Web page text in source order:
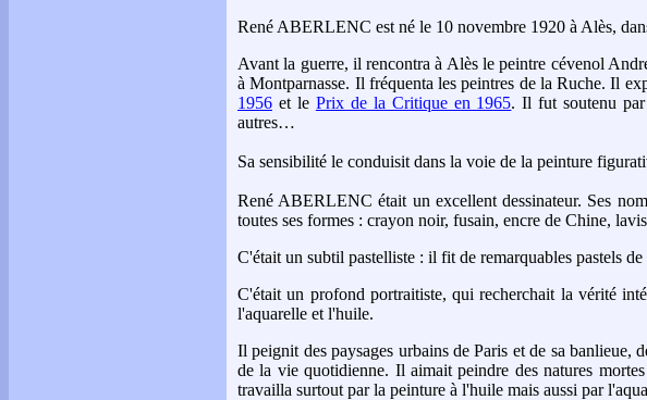
René ABERLENC est né le 10 novembre 1920 à Alès,
Avant la guerre, il rencontra à Alès le peintre cévenol
à Montparnasse. Il fréquenta les peintres de la Ruche. Il
1956 et le Prix de la Critique en 1965. Il fut soutenu
autres…
Sa sensibilité le conduisit dans la voie de la peinture
René ABERLENC était un excellent dessinateur. Ses
toutes ses formes : crayon noir, fusain, encre de Chine,
C'était un subtil pastelliste : il fit de remarquables pastels
C'était un profond portraitiste, qui recherchait la vérité
l'aquarelle et l'huile.
Il peignit des paysages urbains de Paris et de sa banlieue,
de la vie quotidienne. Il aimait peindre des natures
travailla surtout par la peinture à l'huile mais aussi par